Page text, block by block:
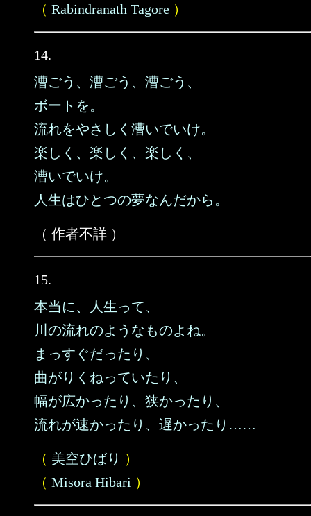
（ Rabindranath Tagore ）
14.
漕ごう、漕ごう、漕ごう、
ボートを。
流れをやさしく漕いでいけ。
楽しく、楽しく、楽しく、
漕いでいけ。
人生はひとつの夢なんだから。
（ 作者不詳 ）
15.
本当に、人生って、
川の流れのようなものよね。
まっすぐだったり、
曲がりくねっていたり、
幅が広かったり、狭かったり、
流れが速かったり、遅かったり……
（ 美空ひばり ）
（ Misora Hibari ）